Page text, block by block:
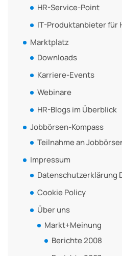
HR-Service-Point
IT-Produktanbieter für
Marktplatz
Downloads
Karriere-Events
Webinare
HR-Blogs im Überblick
Jobbörsen-Kompass
Teilnahme an
Impressum
Datenschutzerklärung
Cookie Policy
Über uns
Markt+Meinung
Berichte 2008